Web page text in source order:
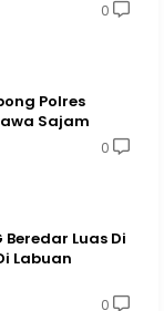
0
Polres
Sajam
0
Luas Di
Labuan
0